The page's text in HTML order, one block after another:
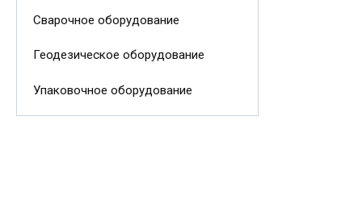
Сварочное оборудование
Геодезическое оборудование
Упаковочное оборудование